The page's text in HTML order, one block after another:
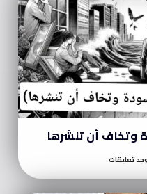
أن تنشرها
تعليقات